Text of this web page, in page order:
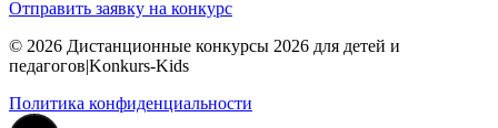
Отправить заявку на конкурс
© 2026 Дистанционные конкурсы 2026 для детей и
педагогов|Konkurs-Kids
Политика конфиденциальности